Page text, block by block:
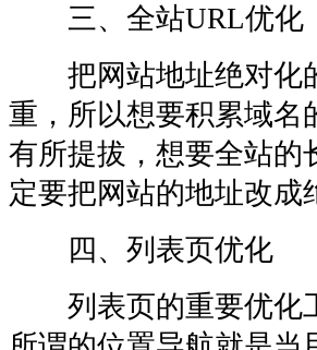
三、全站URL优化
把网站地址绝对化
重，所以想要积累域名
有所提拔，想要全站的
定要把网站的地址改成
四、列表页优化
列表页的重要优化